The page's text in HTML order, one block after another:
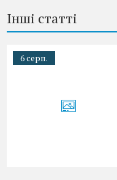
Інші статті
6 серп.